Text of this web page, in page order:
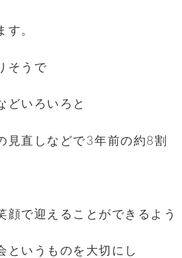
。
そうで
どいろいろと
見直しなどで3年前の約8割
顔で迎えることができるよう
というものを大切にし